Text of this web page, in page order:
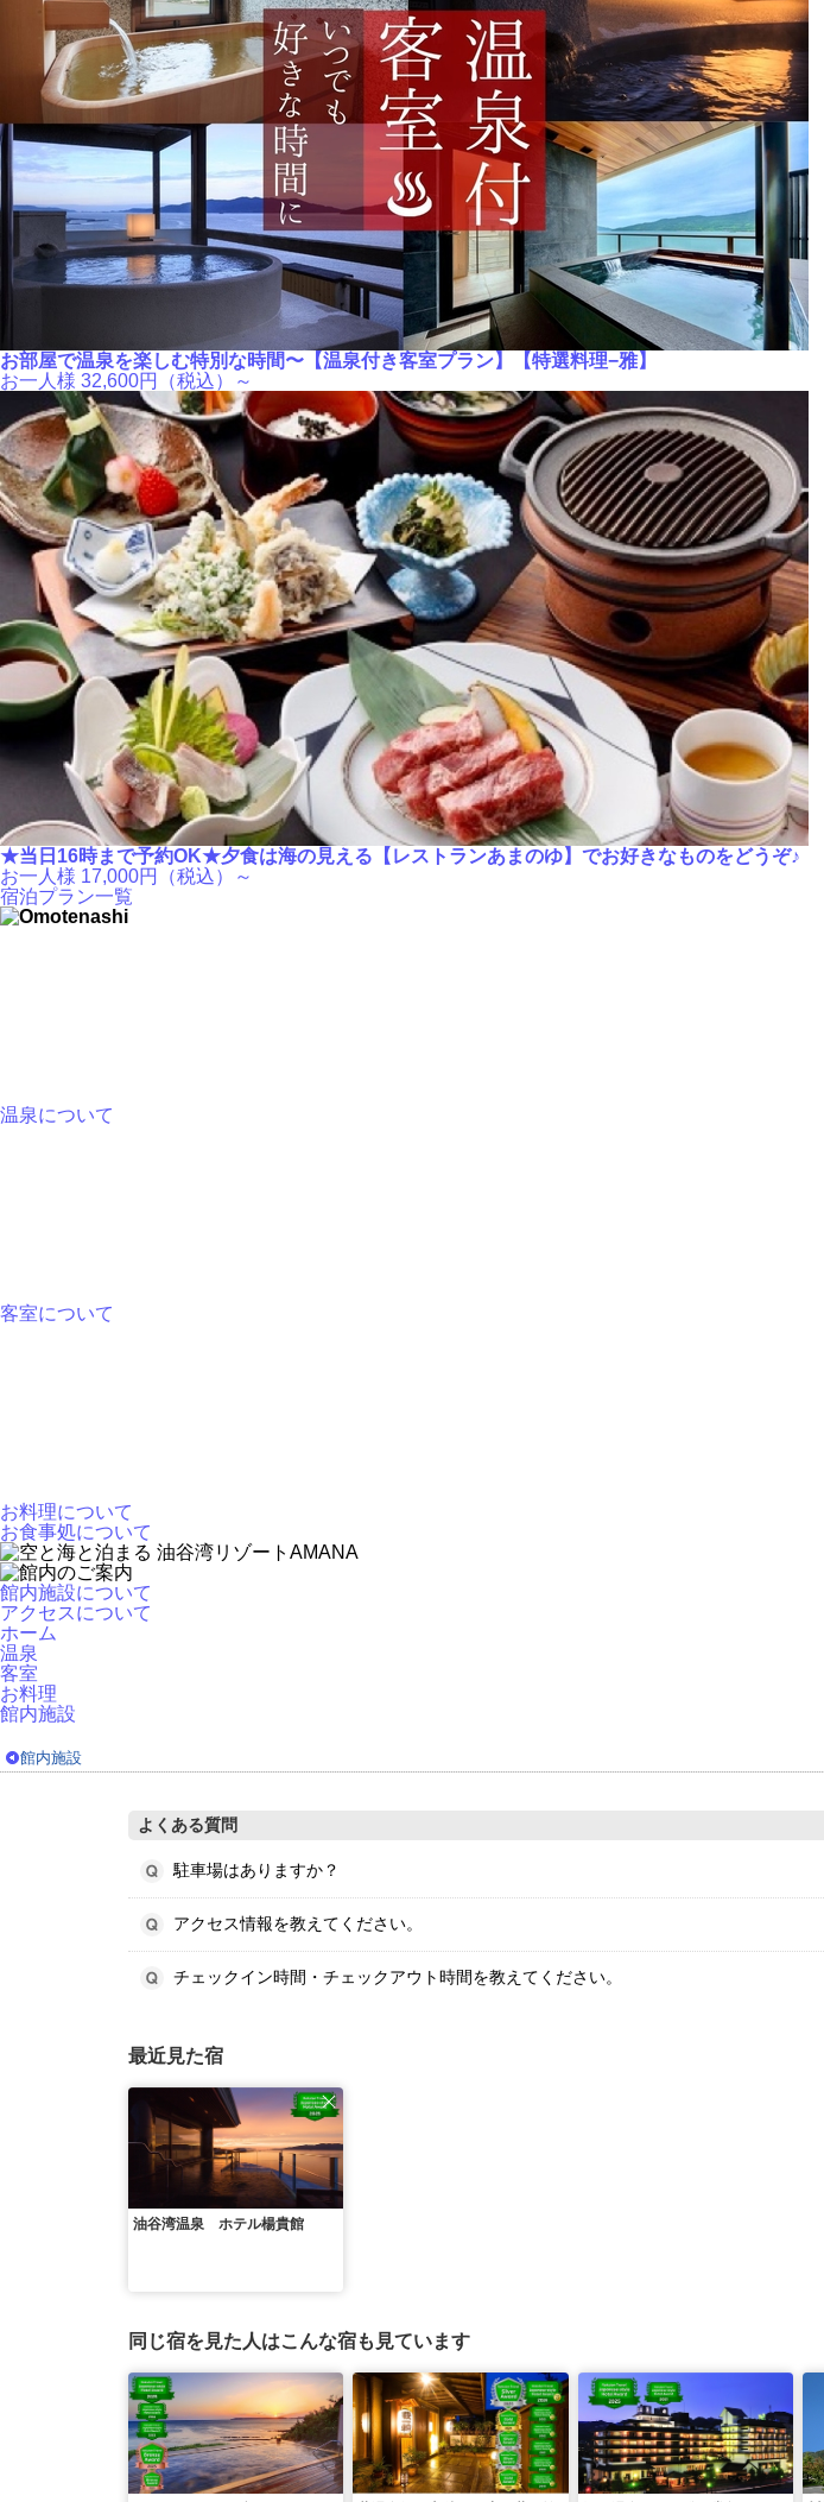
お部屋で温泉を楽しむ特別な時間〜【温泉付き客室プラン】【特選料理−雅】
お一人様 32,600円（税込）～
★当日16時まで予約OK★夕食は海の見える【レストランあまのゆ】でお好きなものをどうぞ♪
お一人様 17,000円（税込）～
宿泊プラン一覧
温泉について
客室について
お料理について
お食事処について
館内施設について
アクセスについて
ホーム
温泉
客室
お料理
館内施設
館内施設
よくある質問
駐車場はありますか？
アクセス情報を教えてください。
チェックイン時間・チェックアウト時間を教えてください。
最近見た宿
油谷湾温泉 ホテル楊貴館
同じ宿を見た人はこんな宿も見ています